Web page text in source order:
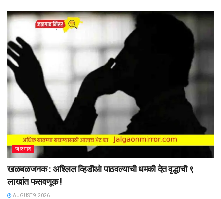
जळगाव
खळबळजनक : अश्लिल व्हिडीओ पाठवल्याची धमकी देत वृद्धाची ९
लाखांत फसवणूक !
AUGUST 9, 2026